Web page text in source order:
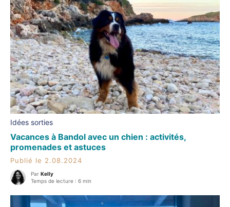
Idées sorties
Vacances à Bandol avec un chien : activités,
promenades et astuces
Publié le 2.08.2024
Par Kelly
Temps de lecture : 6 min